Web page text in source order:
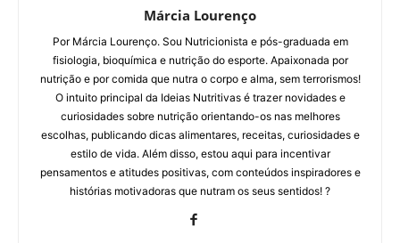
Márcia Lourenço
Por Márcia Lourenço. Sou Nutricionista e pós-graduada em
fisiologia, bioquímica e nutrição do esporte. Apaixonada por
nutrição e por comida que nutra o corpo e alma, sem terrorismos!
O intuito principal da Ideias Nutritivas é trazer novidades e
curiosidades sobre nutrição orientando-os nas melhores
escolhas, publicando dicas alimentares, receitas, curiosidades e
estilo de vida. Além disso, estou aqui para incentivar
pensamentos e atitudes positivas, com conteúdos inspiradores e
histórias motivadoras que nutram os seus sentidos! ?